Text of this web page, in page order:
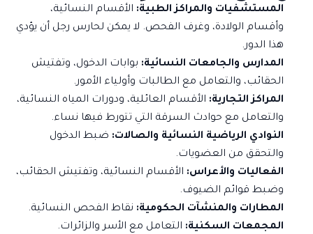
المستشفيات والمراكز الطبية: الأقسام النسائية،
وأقسام الولادة، وغرف الفحص. لا يمكن لحارس رجل أن يؤدي
هذا الدور.
المدارس والجامعات النسائية: بوابات الدخول، وتفتيش
الحقائب، والتعامل مع الطالبات وأولياء الأمور.
المراكز التجارية: الأقسام العائلية، ودورات المياه النسائية،
والتعامل مع حوادث السرقة التي تتورط فيها نساء.
النوادي الرياضية النسائية والصالات: ضبط الدخول
والتحقق من العضويات.
الفعاليات والأعراس: الأقسام النسائية، وتفتيش الحقائب،
وضبط قوائم الضيوف.
المطارات والمنشآت الحكومية: نقاط الفحص النسائية.
المجمعات السكنية: التعامل مع الأسر والزائرات.